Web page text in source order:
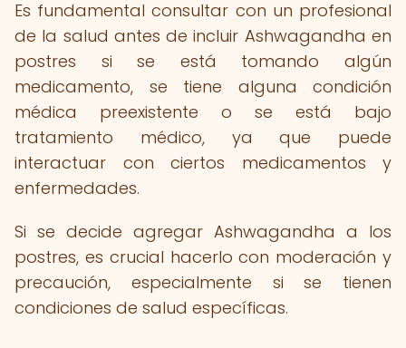
Es fundamental consultar con un profesional
de la salud antes de incluir Ashwagandha en
postres si se está tomando algún
medicamento, se tiene alguna condición
médica preexistente o se está bajo
tratamiento médico, ya que puede
interactuar con ciertos medicamentos y
enfermedades.
Si se decide agregar Ashwagandha a los
postres, es crucial hacerlo con moderación y
precaución, especialmente si se tienen
condiciones de salud específicas.